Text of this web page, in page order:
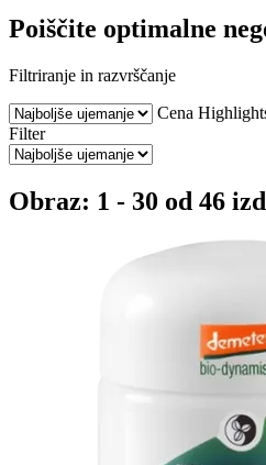
Poiščite optimalne
Filtriranje in razvrščanje
Cena
Filter
Obraz: 1 - 30 od 46